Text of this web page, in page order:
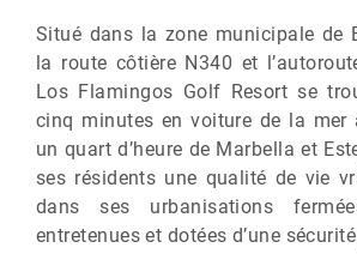
Situé dans la zone municipale de
la route côtière N340 et
Los Flamingos Golf Resort se
cinq minutes en voiture de la mer
un quart d’heure de Marbella et
ses résidents une qualité de vie
dans ses urbanisations
entretenues et dotées d’une